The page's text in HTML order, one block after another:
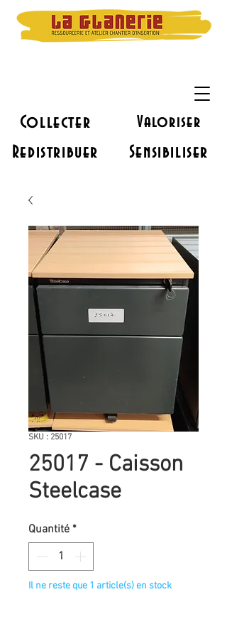
Collecter Valoriser
Redistribuer Sensibiliser
SKU : 25017
25017 - Caisson
Steelcase
Quantité *
Il ne reste que 1 article(s) en stock